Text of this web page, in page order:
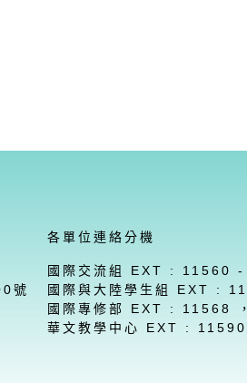
號
各單位連絡分機
國際交流組 EXT : 11560
國際與大陸學生組 EXT :
國際專修部 EXT : 11568
華文教學中心 EXT :